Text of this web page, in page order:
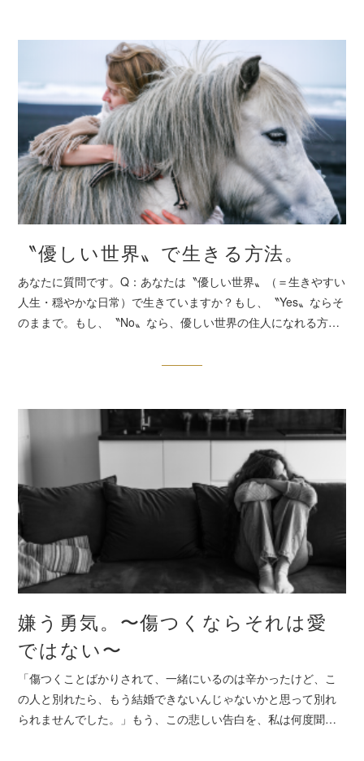
〝優しい世界〟で生きる方法。
あなたに質問です。Q：あなたは〝優しい世界〟（＝生きやすい
人生・穏やかな日常）で生きていますか？もし、〝Yes〟ならそ
のままで。もし、〝No〟なら、優しい世界の住人になれる方…
嫌う勇気。〜傷つくならそれは愛
ではない〜
「傷つくことばかりされて、一緒にいるのは辛かったけど、こ
の人と別れたら、もう結婚できないんじゃないかと思って別れ
られませんでした。」もう、この悲しい告白を、私は何度聞…